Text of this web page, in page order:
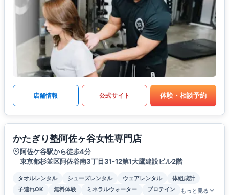
店舗情報 公式サイト 体験・相談予約
かたぎり塾阿佐ヶ谷女性専門店
阿佐ケ谷駅から徒歩4分
東京都杉並区阿佐谷南3丁目31-12第1大鷹建設ビル2階
タオルレンタル シューズレンタル ウェアレンタル
体組成計
子連れOK
無料体験 ミネラルウォーター プロテイン もっと見る